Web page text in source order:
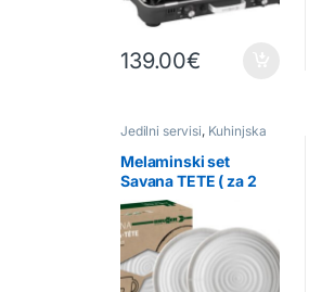
139.00€
Jedilni servisi, Kuhinjska
Melaminski set
Savana TETE ( za 2
osebi)